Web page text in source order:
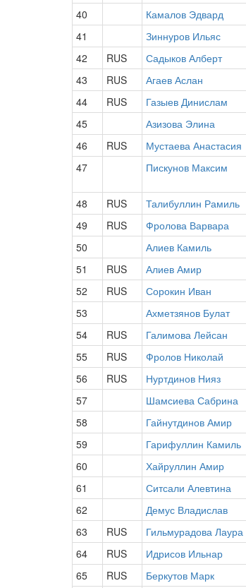
40
Камалов Эдвард
41
Зиннуров Ильяс
42
RUS Садыков Алберт
43
RUS Агаев Аслан
44
RUS Газыев Динислам
45
Азизова Элина
46
RUS Мустаева Анастасия
47
Пискунов Максим
48 RUS Талибуллин Рамиль
49
RUS Фролова Варвара
50
Алиев Камиль
51
RUS Алиев Амир
52
RUS Сорокин Иван
53
Ахметзянов Булат
54
RUS Галимова Лейсан
55
RUS Фролов Николай
56
RUS Нуртдинов Нияз
57
Шамсиева Сабрина
58
Гайнутдинов Амир
59
Гарифуллин Камиль
60
Хайруллин Амир
61
Ситсали Алевтина
62
Демус Владислав
63
RUS Гильмурадова Лаура
64
RUS Идрисов Ильнар
65
RUS Беркутов Марк